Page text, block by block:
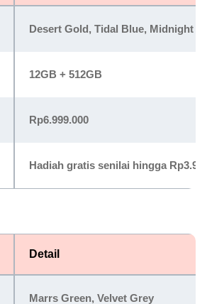
Desert Gold, Tidal Blue, Midnight
12GB + 512GB
Rp6.999.000
Hadiah gratis senilai hingga
Detail
Marrs Green, Velvet Grey